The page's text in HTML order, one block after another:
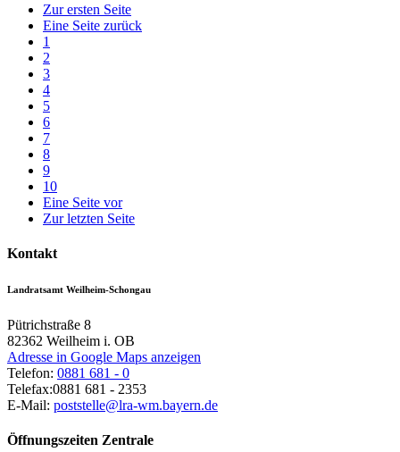
Zur ersten Seite
Eine Seite zurück
1
2
3
4
5
6
7
8
9
10
Eine Seite vor
Zur letzten Seite
Kontakt
Landratsamt Weilheim-Schongau
Pütrichstraße 8
82362 Weilheim i. OB
Adresse in Google Maps anzeigen
Telefon: 0881 681 - 0
Telefax:0881 681 - 2353
E-Mail: poststelle@lra-wm.bayern.de
Öffnungszeiten Zentrale